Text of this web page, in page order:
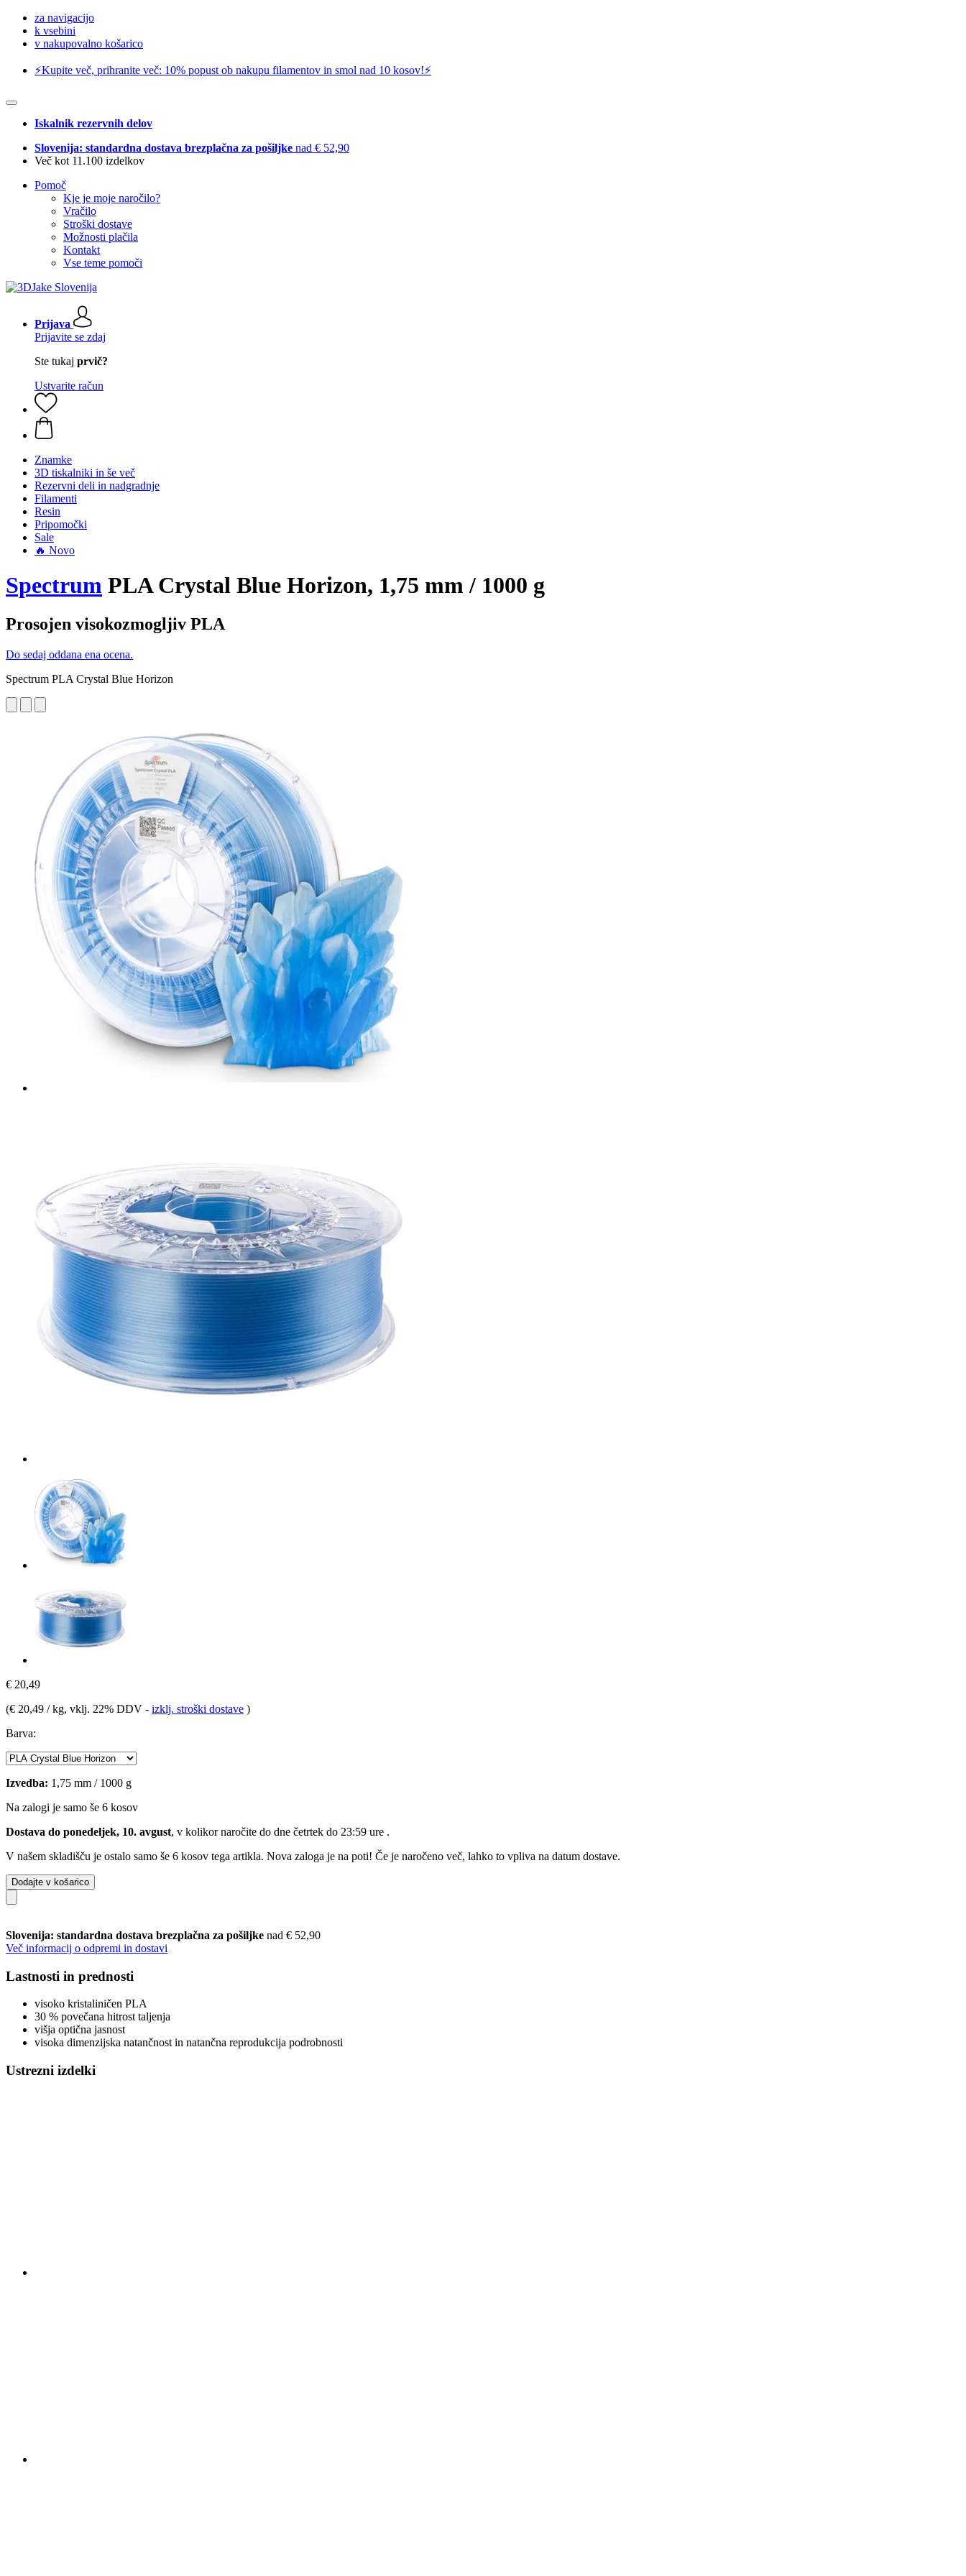
za navigacijo
k vsebini
v nakupovalno košarico
⚡️Kupite več, prihranite več: 10% popust ob nakupu filamentov in smol nad 10 kosov!⚡️
Iskalnik rezervnih delov
Slovenija: standardna dostava brezplačna za pošiljke nad € 52,90
Več kot 11.100 izdelkov
Pomoč
Kje je moje naročilo?
Vračilo
Stroški dostave
Možnosti plačila
Kontakt
Vse teme pomoči
Prijava
Prijavite se zdaj
Ste tukaj prvič?
Ustvarite račun
Znamke
3D tiskalniki in še več
Rezervni deli in nadgradnje
Filamenti
Resin
Pripomočki
Sale
🔥 Novo
Spectrum PLA Crystal Blue Horizon, 1,75 mm / 1000 g
Prosojen visokozmogljiv PLA
Do sedaj oddana ena ocena.
Spectrum PLA Crystal Blue Horizon
€ 20,49
(€ 20,49 / kg, vklj. 22% DDV - izklj. stroški dostave )
Barva:
Izvedba: 1,75 mm / 1000 g
Na zalogi je samo še 6 kosov
Dostava do ponedeljek, 10. avgust, v kolikor naročite do dne četrtek do 23:59 ure .
V našem skladišču je ostalo samo še 6 kosov tega artikla. Nova zaloga je na poti! Če je naročeno več, lahko to vpliva na datum dostave.
Dodajte v košarico
Slovenija: standardna dostava brezplačna za pošiljke nad € 52,90
Več informacij o odpremi in dostavi
Lastnosti in prednosti
visoko kristaliničen PLA
30 % povečana hitrost taljenja
višja optična jasnost
visoka dimenzijska natančnost in natančna reprodukcija podrobnosti
Ustrezni izdelki